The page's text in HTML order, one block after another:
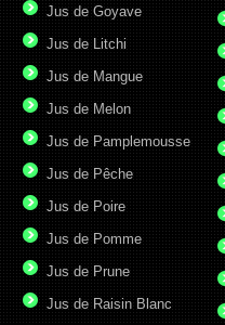
Jus de Goyave
Jus de Litchi
Jus de Mangue
Jus de Melon
Jus de Pamplemousse
Jus de Pêche
Jus de Poire
Jus de Pomme
Jus de Prune
Jus de Raisin Blanc